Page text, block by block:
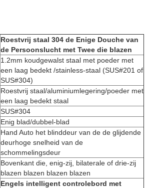
Roestvrij staal 304 de Enige Douche van
de Persoonslucht met Twee die blazen
1.2mm koudgewalst staal met poeder met
een laag bedekt /stainless-staal (SUS#201 of
SUS#304)
Roestvrij staal/aluminiumlegering/poeder met
een laag bedekt staal
SUS#304
Enig blad/dubbel-blad
Hand Auto het blinddeur van de de glijdende
deurhoge snelheid van de
schommelingsdeur
Bovenkant die, enig-zij, bilaterale of drie-zij
blazen blazen blazen blazen
Engels intelligent controlebord met